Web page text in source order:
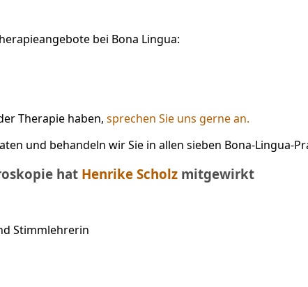
bei Bona Lingua:
Therapie haben, sprechen Sie uns gerne an.
und behandeln wir Sie in allen sieben Bona-Lingua-
hat Henrike Scholz mitgewirkt
Stimmlehrerin